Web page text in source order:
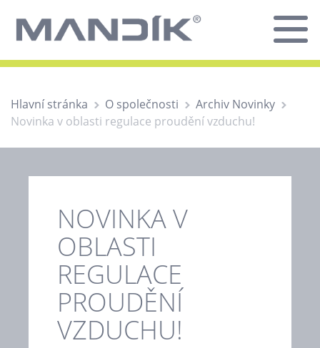
Hlavní stránka O společnosti
Archiv Novinky
Novinka v oblasti regulace proudění vzduchu!
NOVINKA V
OBLASTI
REGULACE
PROUDĚNÍ
VZDUCHU!